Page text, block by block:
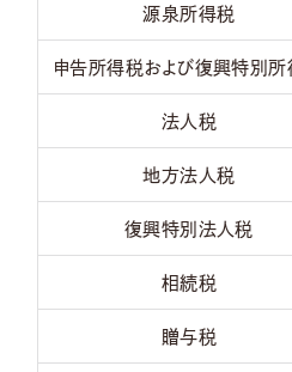
源泉所得税
申告所得税および復興特別所
法人税
地方法人税
復興特別法人税
相続税
贈与税